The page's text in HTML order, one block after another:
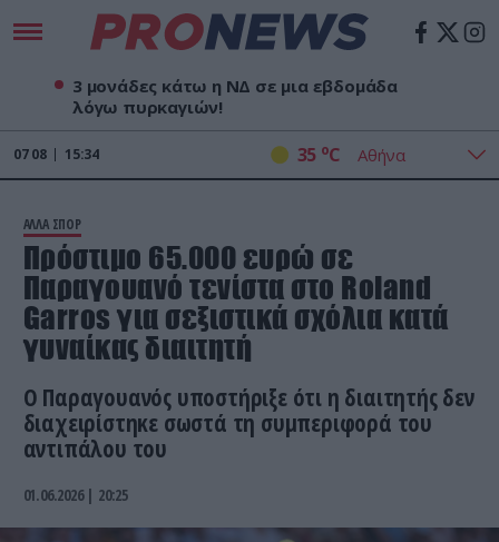
3 μονάδες κάτω η ΝΔ σε μια εβδομάδα
λόγω πυρκαγιών!
07 08 15:34 35 oC
ΑΛΛΑ ΣΠΟΡ
Πρόστιμο 65.000 ευρώ σε
Παραγουανό τενίστα στο Roland
Garros για σεξιστικά σχόλια κατά
γυναίκας διαιτητή
Ο Παραγουανός υποστήριξε ότι η διαιτητής δεν
διαχειρίστηκε σωστά τη συμπεριφορά του
αντιπάλου του
01.06.2026 | 20:25